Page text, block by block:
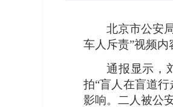
北京市公安
车人斥责”视频内
通报显示，
拍“盲人在盲道
影响。二人被公